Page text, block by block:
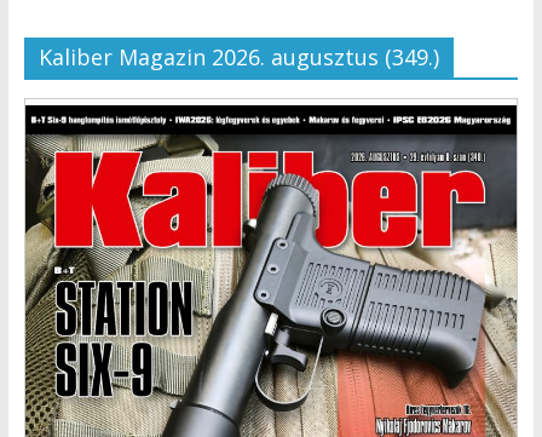
Kaliber Magazin 2026. augusztus (349.)